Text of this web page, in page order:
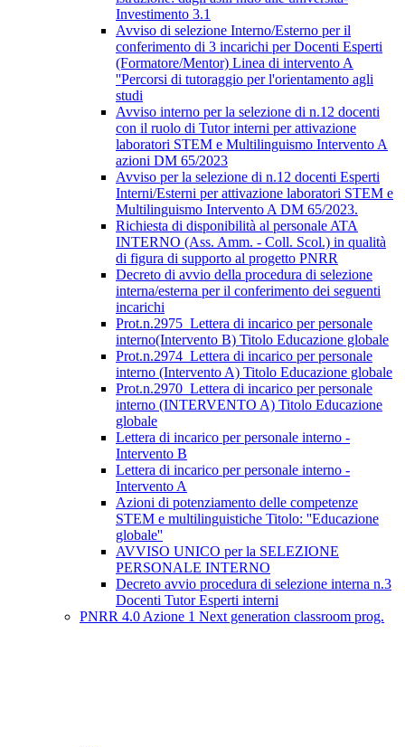
Investimento 3.1
Avviso di selezione Interno/Esterno per il
conferimento di 3 incarichi per Docenti Esperti
(Formatore/Mentor) Linea di intervento A
''Percorsi di tutoraggio per l'orientamento agli
studi
Avviso interno per la selezione di n.12 docenti
con il ruolo di Tutor interni per attivazione
laboratori STEM e Multilinguismo Intervento A
azioni DM 65/2023
Avviso per la selezione di n.12 docenti Esperti
Interni/Esterni per attivazione laboratori STEM e
Multilinguismo Intervento A DM 65/2023.
Richiesta di disponibilità al personale ATA
INTERNO (Ass. Amm. - Coll. Scol.) in qualità
di figura di supporto al progetto PNRR
Decreto di avvio della procedura di selezione
interna/esterna per il conferimento dei seguenti
incarichi
Prot.n.2975_Lettera di incarico per personale
interno(Intervento B) Titolo Educazione globale
Prot.n.2974_Lettera di incarico per personale
interno (Intervento A) Titolo Educazione globale
Prot.n.2970_Lettera di incarico per personale
interno (INTERVENTO A) Titolo Educazione
globale
Lettera di incarico per personale interno -
Intervento B
Lettera di incarico per personale interno -
Intervento A
Azioni di potenziamento delle competenze
STEM e multilinguistiche Titolo: ''Educazione
globale''
AVVISO UNICO per la SELEZIONE
PERSONALE INTERNO
Decreto avvio procedura di selezione interna n.3
Docenti Tutor Esperti interni
PNRR 4.0 Azione 1 Next generation classroom prog.